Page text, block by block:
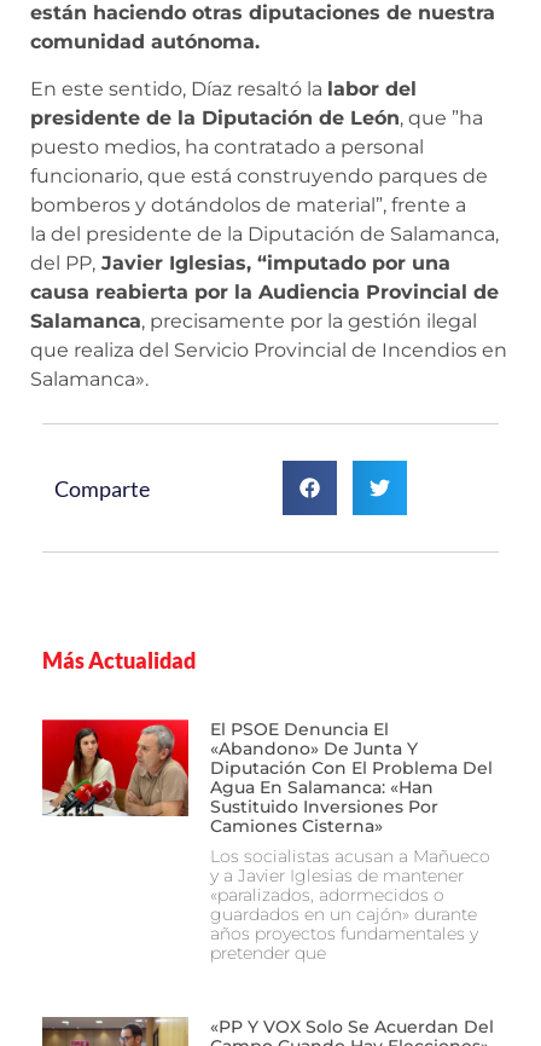
están haciendo otras diputaciones de nuestra
comunidad autónoma.
En este sentido, Díaz resaltó la labor del
presidente de la Diputación de León, que ”ha
puesto medios, ha contratado a personal
funcionario, que está construyendo parques de
bomberos y dotándolos de material”, frente a
la del presidente de la Diputación de Salamanca,
del PP, Javier Iglesias, “imputado por una
causa reabierta por la Audiencia Provincial de
Salamanca, precisamente por la gestión ilegal
que realiza del Servicio Provincial de Incendios en
Salamanca».
Comparte
Más Actualidad
El PSOE Denuncia El
«abandono» De Junta Y
Diputación Con El Problema Del
Agua En Salamanca: «Han
Sustituido Inversiones Por
Camiones Cisterna»
Los socialistas acusan a Mañueco
y a Javier Iglesias de mantener
«paralizados, adormecidos o
guardados en un cajón» durante
años proyectos fundamentales y
pretender que
«PP Y VOX Solo Se Acuerdan Del